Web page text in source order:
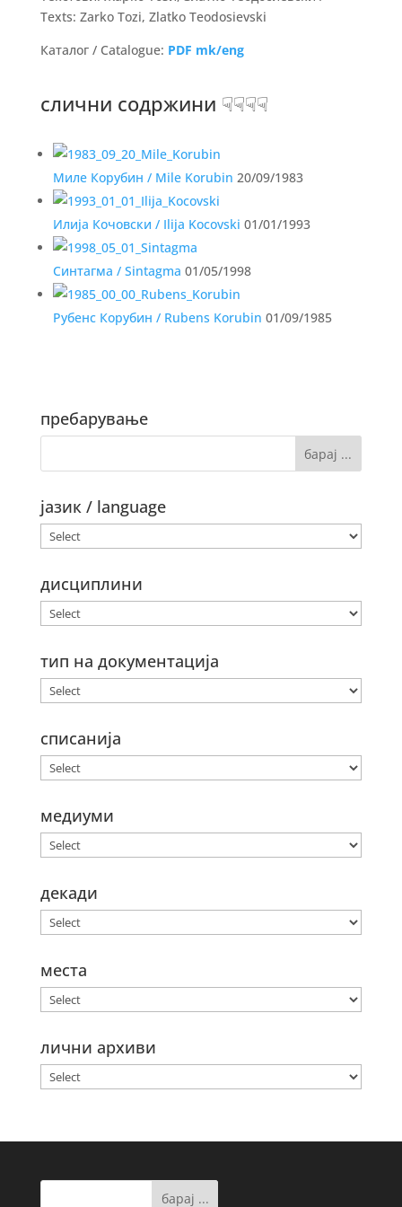
Texts: Zarko Tozi, Zlatko Teodosievski
Каталог / Catalogue: PDF mk/eng
слични содржини ☟☟☟☟
Миле Корубин / Mile Korubin 20/09/1983
Илија Кочовски / Ilija Kocovski 01/01/1993
Синтагма / Sintagma 01/05/1998
Рубенс Корубин / Rubens Korubin 01/09/1985
пребарување
јазик / language
дисциплини
тип на документација
списанија
медиуми
декади
места
лични архиви